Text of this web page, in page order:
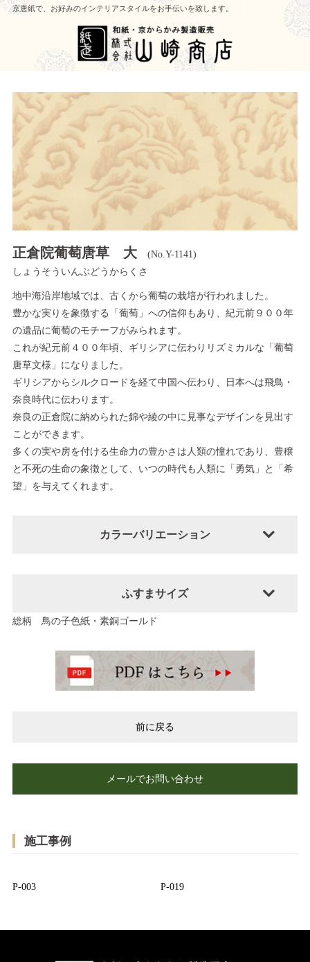
京唐紙で、お好みのインテリアスタイルをお手伝いを致します。
正倉院葡萄唐草 大
(No.Y-1141)
しょうそういんぶどうからくさ
地中海沿岸地域では、古くから葡萄の栽培が行われました。
豊かな実りを象徴する「葡萄」への信仰もあり、紀元前９００年
の遺品に葡萄のモチーフがみられます。
これが紀元前４００年頃、ギリシアに伝わりリズミカルな「葡萄
唐草文様」になりました。
ギリシアからシルクロードを経て中国へ伝わり、日本へは飛鳥・
奈良時代に伝わります。
奈良の正倉院に納められた錦や綾の中に見事なデザインを見出す
ことができます。
多くの実や房を付ける生命力の豊かさは人類の憧れであり、豊穣
と不死の生命の象徴として、いつの時代も人類に「勇気」と「希
望」を与えてくれます。
カラーバリエーション
ふすまサイズ
総柄 鳥の子色紙・素銅ゴールド
前に戻る
メールでお問い合わせ
施工事例
P-003 P-019